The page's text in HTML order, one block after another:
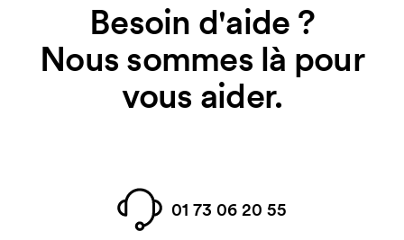
Besoin d'aide ?
Nous sommes là pour
vous aider.
01 73 06 20 55